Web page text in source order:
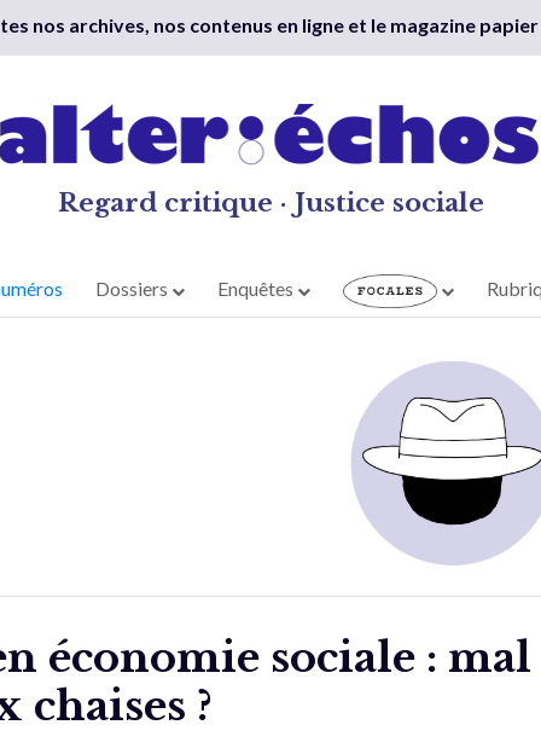
nos archives, nos contenus en ligne et le magazine
Regard critique · Justice sociale
Dossiers Enquêtes
économie sociale : mal
chaises ?